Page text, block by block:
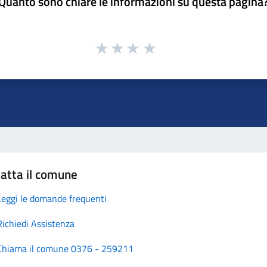
il comune
le domande frequenti
Assistenza
il comune 0376 - 259211